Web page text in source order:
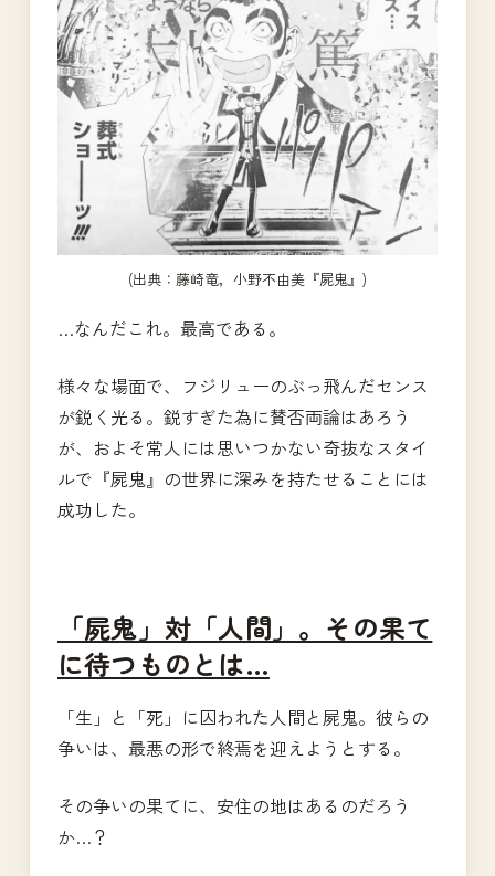
(出典：藤崎竜，小野不由美『屍鬼』)
…なんだこれ。最高である。
様々な場面で、フジリューのぶっ飛んだセンス
が鋭く光る。鋭すぎた為に賛否両論はあろう
が、およそ常人には思いつかない奇抜なスタイ
ルで『屍鬼』の世界に深みを持たせることには
成功した。
「屍鬼」対「人間」。その果て
に待つものとは…
「生」と「死」に囚われた人間と屍鬼。彼らの
争いは、最悪の形で終焉を迎えようとする。
その争いの果てに、安住の地はあるのだろう
か…？